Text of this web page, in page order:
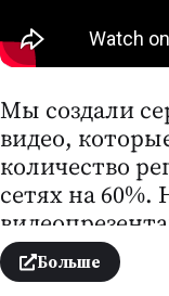
Мы создали
видео,
количество
сетях на
продаж на 30%.
Больше